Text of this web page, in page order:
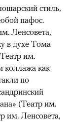
стиль,
пафос.
Ленсовета,
в духе Тома
им.
коллажа как
по
(Театр им.
им. Ленсовета,